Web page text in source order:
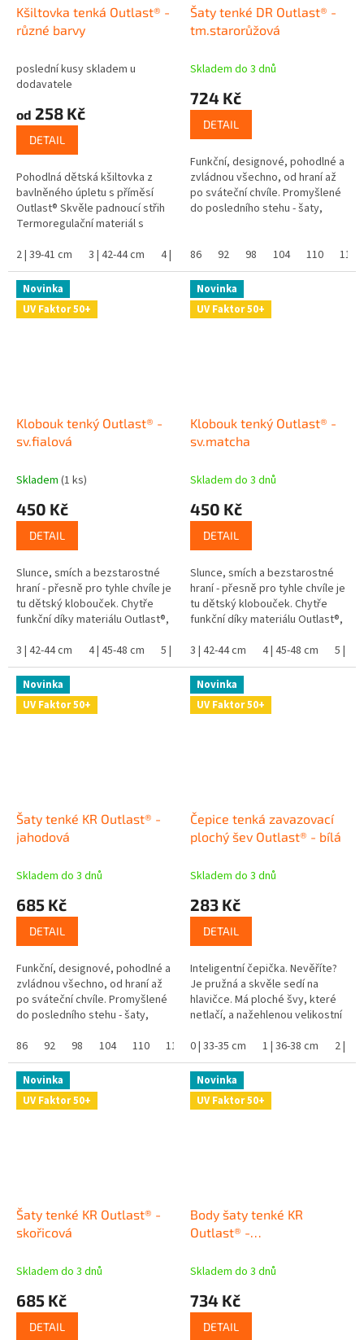
Kšiltovka tenká Outlast® -
různé barvy
poslední kusy skladem u
dodavatele
od 258 Kč
DETAIL
Pohodlná dětská kšiltovka z
bavlněného úpletu s příměsí
Outlast® Skvěle padnoucí střih
Termoregulační materiál s
pokožku, omezuje pocení
Skvěle...
2 | 39-41 cm 3 | 42-44 cm 4 | 45-48 cm 5 | 49-53 cm 6 | 54-57 cm
Šaty tenké DR Outlast® -
tm.starorůžová
Skladem do 3 dnů
724 Kč
DETAIL
Funkční, designové, pohodlné a
zvládnou všechno, od hraní až
po sváteční chvíle. Promyšlené
do posledního stehu - šaty,
86
92 98 104 110 116
Novinka
UV Faktor 50+
Klobouk tenký Outlast® -
sv.fialová
Skladem (1 ks)
450 Kč
DETAIL
Slunce, smích a bezstarostné
hraní - přesně pro tyhle chvíle je
tu dětský klobouček. Chytře
funkční díky materiálu Outlast®,
teplotní komfort. Dítěti...
3 | 42-44 cm 4 | 45-48 cm 5 | 49-53 cm
Novinka
UV Faktor 50+
Klobouk tenký Outlast® -
sv.matcha
Skladem do 3 dnů
450 Kč
DETAIL
Slunce, smích a bezstarostné
hraní - přesně pro tyhle chvíle je
tu dětský klobouček. Chytře
funkční díky materiálu Outlast®,
teplotní komfort. Dítěti...
3 | 42-44 cm 4 | 45-48 cm 5 |
Novinka
UV Faktor 50+
Šaty tenké KR Outlast® -
jahodová
Skladem do 3 dnů
685 Kč
DETAIL
Funkční, designové, pohodlné a
zvládnou všechno, od hraní až
po sváteční chvíle. Promyšlené
do posledního stehu - šaty,
zamiluje. Outlast® chytře...
86 92 98 104 110 116 122 128
Novinka
UV Faktor 50+
Čepice tenká zavazovací
plochý šev Outlast® - bílá
Skladem do 3 dnů
283 Kč
DETAIL
Inteligentní čepička. Nevěříte?
Je pružná a skvěle sedí na
hlavičce. Má ploché švy, které
netlačí, a nažehlenou velikostní
nesvědí ani neškrábe....
0 | 33-35 cm 1 | 36-38 cm 2 |
Novinka
UV Faktor 50+
Šaty tenké KR Outlast® -
skořicová
Skladem do 3 dnů
685 Kč
DETAIL
Novinka
UV Faktor 50+
Body šaty tenké KR
Outlast® -
vlaštovky
Skladem do 3 dnů
734 Kč
DETAIL